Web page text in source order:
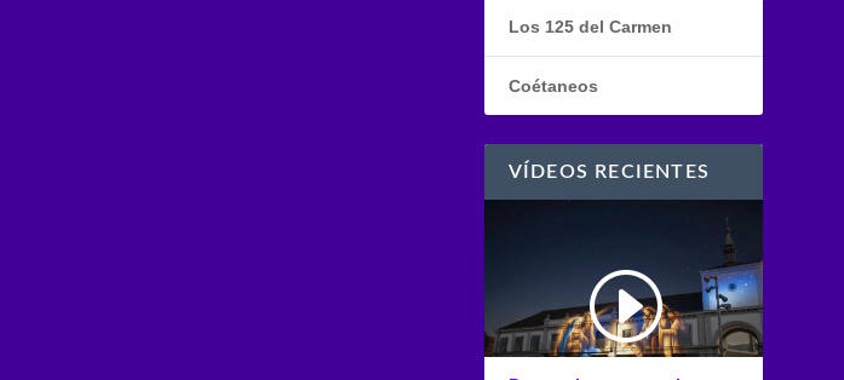
Los 125 del Carmen
Coétaneos
VÍDEOS RECIENTES